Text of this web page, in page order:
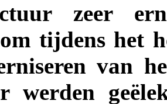
zeer
tijdens het
van
werden